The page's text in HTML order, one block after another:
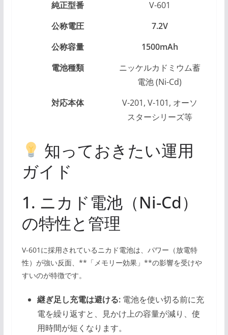
純正型番
V-601
公称電圧
7.2V
公称容量
1500mAh
電池種類
ニッケルカドミウム蓄
電池 (Ni-Cd)
対応本体
V-201, V-101, オーソ
スターシリーズ等
知っておきたい運用
ガイド
1. ニカド電池（Ni-Cd）
の特性と管理
V-601に採用されているニカド電池は、パワー（放電特
性）が強い反面、**「メモリー効果」**の影響を受けや
すいのが特徴です。
継ぎ足し充電は避ける:電池を使い切る前に充
電を繰り返すと、見かけ上の容量が減り、使
用時間が短くなります。